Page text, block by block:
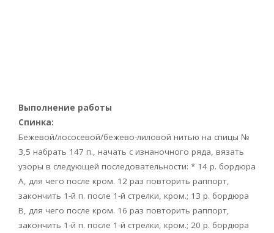
Выполнение работы
Спинка:
Бежевой/лососевой/бежево-лиловой нитью на спицы №
3,5 набрать 147 п., начать с изнаночного ряда, вязать
узоры в следующей последовательности: * 14 р. бордюра
А, для чего после кром. 12 раз повторить раппорт,
закончить 1-й п. после 1-й стрелки, кром.; 13 р. бордюра
В, для чего после кром. 16 раз повторить раппорт,
закончить 1-й п. после 1-й стрелки, кром.; 20 р. бордюра